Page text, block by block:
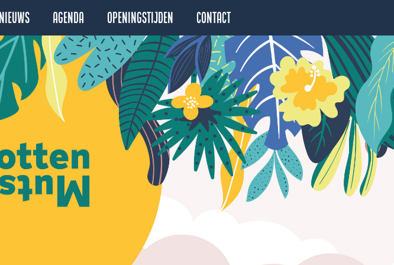
Nieuws Agenda Openingstijden Contact